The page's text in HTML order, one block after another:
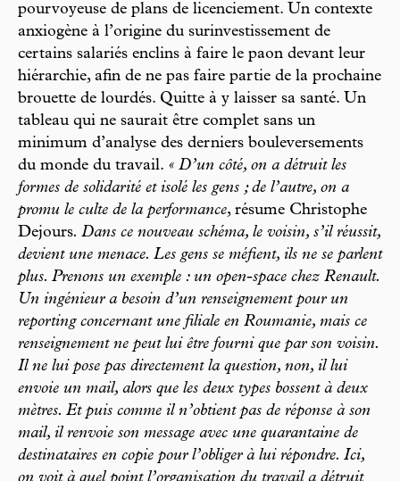
pourvoyeuse de plans de licenciement. Un contexte
anxiogène à l’origine du surinvestissement de
certains salariés enclins à faire le paon devant leur
hiérarchie, afin de ne pas faire partie de la prochaine
brouette de lourdés. Quitte à y laisser sa santé. Un
tableau qui ne saurait être complet sans un
minimum d’analyse des derniers bouleversements
du monde du travail. « D’un côté, on a détruit les
formes de solidarité et isolé les gens ; de l’autre, on a
promu le culte de la performance, résume Christophe
Dejours. Dans ce nouveau schéma, le voisin, s’il réussit,
devient une menace. Les gens se méfient, ils ne se parlent
plus. Prenons un exemple : un open-space chez Renault.
Un ingénieur a besoin d’un renseignement pour un
reporting concernant une filiale en Roumanie, mais ce
renseignement ne peut lui être fourni que par son voisin.
Il ne lui pose pas directement la question, non, il lui
envoie un mail, alors que les deux types bossent à deux
mètres. Et puis comme il n’obtient pas de réponse à son
mail, il renvoie son message avec une quarantaine de
destinataires en copie pour l’obliger à lui répondre. Ici,